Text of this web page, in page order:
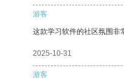
游客
这款学习软件的社区氛围非
2025-10-31
游客